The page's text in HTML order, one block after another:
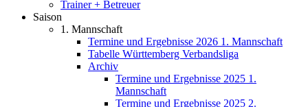
Trainer + Betreuer
Saison
1. Mannschaft
Termine und Ergebnisse 2026 1. Mannschaft
Tabelle Württemberg Verbandsliga
Archiv
Termine und Ergebnisse 2025 1.
Mannschaft
Termine und Ergebnisse 2025 2.